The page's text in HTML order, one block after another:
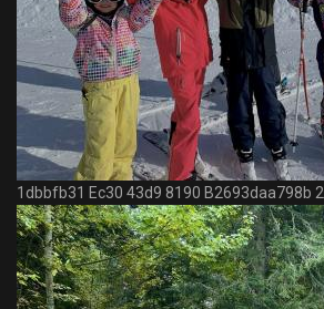
1dbbfb31 Ec30 43d9 8190 B2693daa798b 2